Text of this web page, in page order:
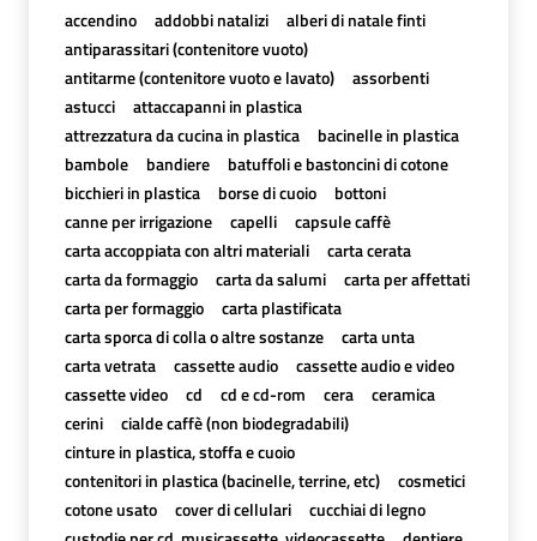
accendino addobbi natalizi
alberi di natale finti
antiparassitari (contenitore vuoto)
antitarme (contenitore vuoto e lavato)
assorbenti
astucci
attaccapanni in plastica
attrezzatura da cucina in plastica
bacinelle in plastica
bambole
bandiere
batuffoli e bastoncini di cotone
bicchieri in plastica
borse di cuoio
bottoni
canne per irrigazione
capelli
capsule caffè
carta accoppiata con altri materiali
carta cerata
carta da formaggio
carta da salumi
carta per affettati
carta per formaggio
carta plastificata
carta sporca di colla o altre sostanze
carta unta
carta vetrata
cassette audio
cassette audio e video
cassette video
cd cd e cd-rom cera
ceramica
cerini
cialde caffè (non biodegradabili)
cinture in plastica, stoffa e cuoio
contenitori in plastica (bacinelle, terrine, etc)
cosmetici
cotone usato
cover di cellulari
cucchiai di legno